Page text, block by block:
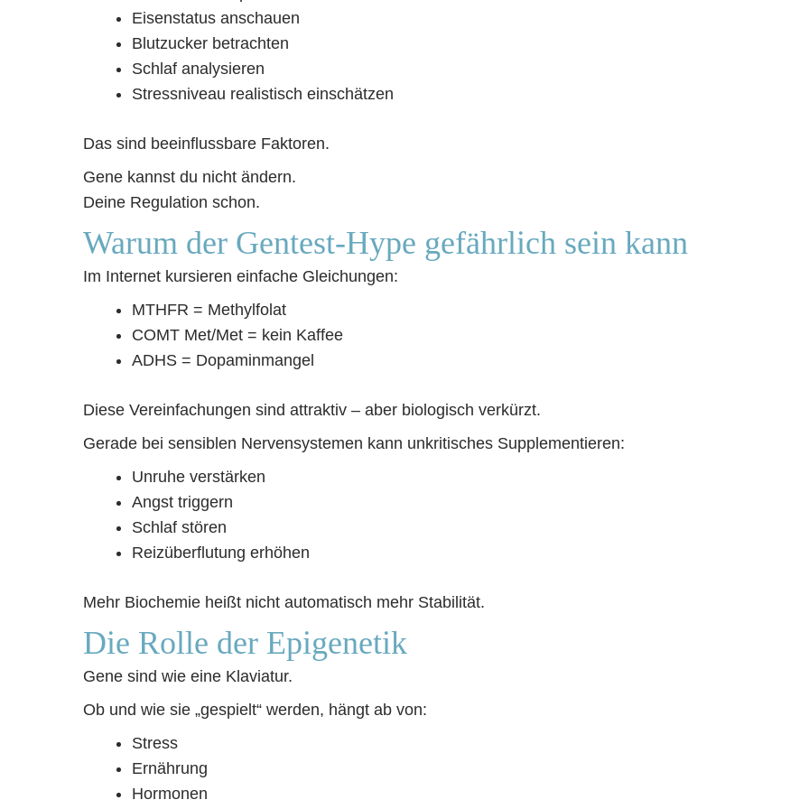
Eisenstatus anschauen
Blutzucker betrachten
Schlaf analysieren
Stressniveau realistisch einschätzen
Das sind beeinflussbare Faktoren.
Gene kannst du nicht ändern.
Deine Regulation schon.
Warum der Gentest-Hype gefährlich sein kann
Im Internet kursieren einfache Gleichungen:
MTHFR = Methylfolat
COMT Met/Met = kein Kaffee
ADHS = Dopaminmangel
Diese Vereinfachungen sind attraktiv – aber biologisch verkürzt.
Gerade bei sensiblen Nervensystemen kann unkritisches Supplementieren:
Unruhe verstärken
Angst triggern
Schlaf stören
Reizüberflutung erhöhen
Mehr Biochemie heißt nicht automatisch mehr Stabilität.
Die Rolle der Epigenetik
Gene sind wie eine Klaviatur.
Ob und wie sie „gespielt“ werden, hängt ab von:
Stress
Ernährung
Hormonen